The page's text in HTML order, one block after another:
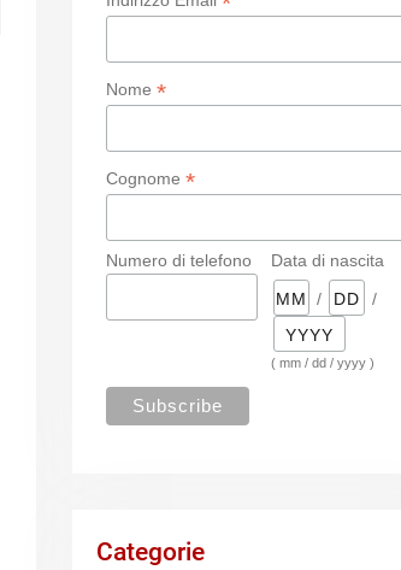
Nome*
Cognome*
Numero di telefono
Data di nascita
/
/
( mm / dd / yyyy )
Categorie